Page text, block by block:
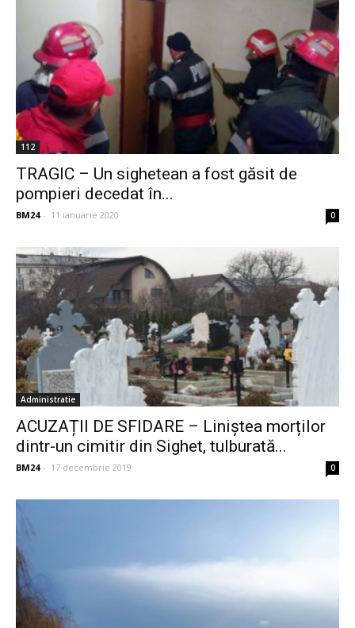
112
TRAGIC – Un sighetean a fost găsit de
pompieri decedat în...
BM24 - 11 ianuarie 2020 0
Administratie
ACUZAȚII DE SFIDARE – Liniștea morților
dintr-un cimitir din Sighet, tulburată...
BM24 - 17 decembrie 2019 0